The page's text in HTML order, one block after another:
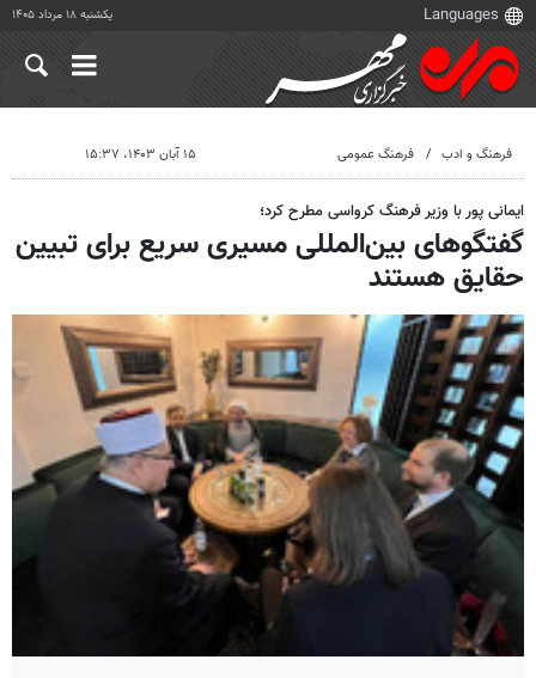
یکشنبه ۱۸ مرداد ۱۴۰۵
فرهنگ و ادب فرهنگ عمومی ۱۵ آبان ۱۴۰۳، ۱۵:۳۷
ایمانی پور با وزیر فرهنگ کرواسی مطرح کرد؛
گفتگوهای بین‌المللی مسیری سریع برای تبیین
حقایق هستند